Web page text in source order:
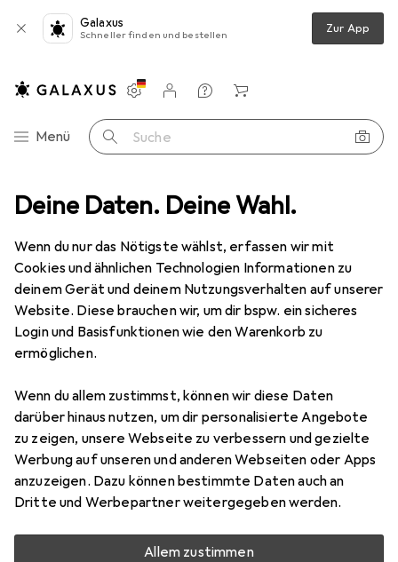
Deine Daten. Deine Wahl.
Wenn du nur das Nötigste wählst, erfassen wir mit
Cookies und ähnlichen Technologien Informationen zu
deinem Gerät und deinem Nutzungsverhalten auf unserer
Website. Diese brauchen wir, um dir bspw. ein sicheres
Login und Basisfunktionen wie den Warenkorb zu
ermöglichen.
Wenn du allem zustimmst, können wir diese Daten
darüber hinaus nutzen, um dir personalisierte Angebote
zu zeigen, unsere Webseite zu verbessern und gezielte
Werbung auf unseren und anderen Webseiten oder Apps
anzuzeigen. Dazu können bestimmte Daten auch an
Dritte und Werbepartner weitergegeben werden.
Allem zustimmen
Galaxus
Schneller finden und bestellen Zur App
Navigation nach Kategorien
Menü Suche
Einstellungen
Kundenkonto
Vergleichslisten
Merklisten
Warenkorb
Ladegeräte USB Kabel
14 Bilder
MENGENRABATT
LogiLinkCU0144
1 m, USB 2.0
Preis in EUR inkl. MwSt.
EUR
9,53
Bewertungen